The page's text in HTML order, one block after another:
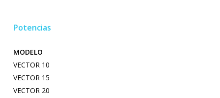
Potencias
MODELO
VECTOR 10
VECTOR 15
VECTOR 20